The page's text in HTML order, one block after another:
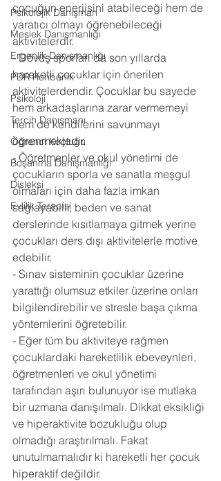
Psikolojik Danışman
Meslek Danışmanlığı
Ergenlik Danışmanlığı
PDR Rehberlik
Psikoloji
Tercih Danışmanı
Öğrenci Koçluğu
Boşanma Danışmanlığı
Disleksi
Evlilik Terapisi
çocuğun enerjisini atabileceği hem de
yaratıcı olmayı öğrenebileceği
aktivitelerdir.
- Dövüş sporları da son yıllarda
hareketli çocuklar için önerilen
aktivitelerdendir. Çocuklar bu sayede
hem arkadaşlarına zarar vermemeyi
hem de kendilerini savunmayı
öğrenmektedir.
- Öğretmenler ve okul yönetimi de
çocukların sporla ve sanatla meşgul
olmaları için daha fazla imkan
sağlayabilir, beden ve sanat
derslerinde kısıtlamaya gitmek yerine
çocukları ders dışı aktivitelerle motive
edebilir.
- Sınav sisteminin çocuklar üzerine
yarattığı olumsuz etkiler üzerine onları
bilgilendirebilir ve stresle başa çıkma
yöntemlerini öğretebilir.
- Eğer tüm bu aktiviteye rağmen
çocuklardaki hareketlilik ebeveynleri,
öğretmenleri ve okul yönetimi
tarafından aşırı bulunuyor ise mutlaka
bir uzmana danışılmalı. Dikkat eksikliği
ve hiperaktivite bozukluğu olup
olmadığı araştırılmalı. Fakat
unutulmamalıdır ki hareketli her çocuk
hiperaktif değildir.